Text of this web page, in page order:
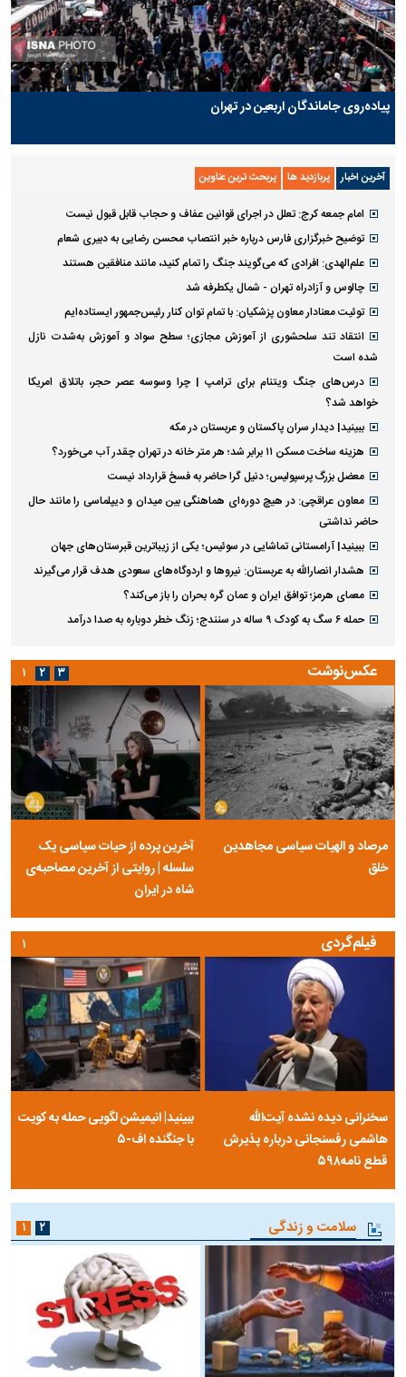
پیاده‌روی جاماندگان اربعین در تهران
آخرین اخبار پربازدید ها پربحث ترین عناوین
امام جمعه کرج: تعلل در اجرای قوانین عفاف و حجاب قابل قبول نیست
توضیح خبرگزاری فارس درباره خبر انتصاب محسن رضایی به دبیری شعام
علم‌الهدی: افرادی که می‌گویند جنگ را تمام کنید، مانند منافقین هستند
چالوس و آزادراه تهران - شمال یکطرفه شد
توئیت معنادار معاون پزشکیان: با تمام توان کنار رئیس‌جمهور ایستاده‌ایم
انتقاد تند سلحشوری از آموزش مجازی؛ سطح سواد و آموزش به‌شدت نازل
شده است
درس‌های جنگ ویتنام برای ترامپ | چرا وسوسه عصر حجر، باتلاق امریکا
خواهد شد؟
ببینید| دیدار سران پاکستان و عربستان در مکه
هزینه ساخت مسکن ۱۱ برابر شد؛ هر متر خانه در تهران چقدر آب می‌خورد؟
معضل بزرگ پرسپولیس؛ دنیل گرا حاضر به فسخ قرارداد نیست
معاون عراقچی: در هیچ دوره‌ای هماهنگی بین میدان و دیپلماسی را مانند حال
حاضر نداشتی
ببینید| آرامستانی تماشایی در سوئیس؛ یکی از زیباترین قبرستان‌های جهان
هشدار انصارالله به عربستان: نیروها و اردوگاه‌های سعودی هدف قرار می‌گیرند
معمای هرمز؛ توافق ایران و عمان گره بحران را باز می‌کند؟
حمله ۶ سگ به کودک ۹ ساله در سنندج؛ زنگ خطر دوباره به صدا درآمد
عکس‌نوشت
مرصاد و الهیات سیاسی مجاهدین
خلق
آخرین پرده از حیات سیاسی یک
سلسله | روایتی از آخرین مصاحبه‌ی
شاه در ایران
۱ ۲ ۳
فیلم‌گردی
سخنرانی دیده نشده آیت‌الله
هاشمی رفسنجانی درباره پذیرش
قطع نامه۵۹۸
ببینید| انیمیشن لگویی حمله به کویت
با جنگنده اف-۵
۱
سلامت و زندگی ۱ ۲